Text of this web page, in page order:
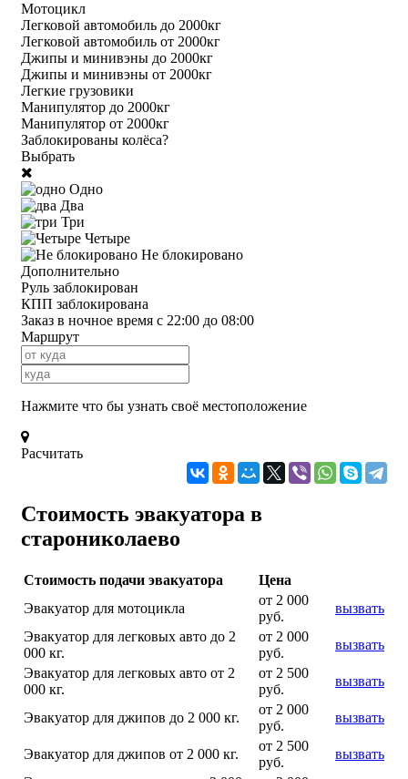
Мотоцикл
Легковой автомобиль до 2000кг
Легковой автомобиль от 2000кг
Джипы и минивэны до 2000кг
Джипы и минивэны от 2000кг
Легкие грузовики
Манипулятор до 2000кг
Манипулятор от 2000кг
Заблокированы колёса?
Выбрать
Одно
Два
Три
Четыре
Не блокировано
Дополнительно
Руль заблокирован
КПП заблокирована
Заказ в ночное время с 22:00 до 08:00
Маршрут
Нажмите что бы узнать своё местоположение
Расчитать
Стоимость эвакуатора в
старониколаево
Стоимость подачи эвакуатора
Цена
Эвакуатор для мотоцикла
от 2 000
руб.
вызвать
Эвакуатор для легковых авто до 2
000 кг.
от 2 000
руб.
вызвать
Эвакуатор для легковых авто от 2
000 кг.
от 2 500
руб.
вызвать
Эвакуатор для джипов до 2 000 кг.
от 2 000
руб.
вызвать
Эвакуатор для джипов от 2 000 кг.
от 2 500
руб.
вызвать